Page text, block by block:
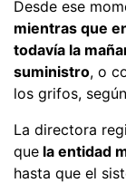
Desde ese
mientras que
todavía la
suministro, o
los grifos,
La directora
que la entidad
hasta que el